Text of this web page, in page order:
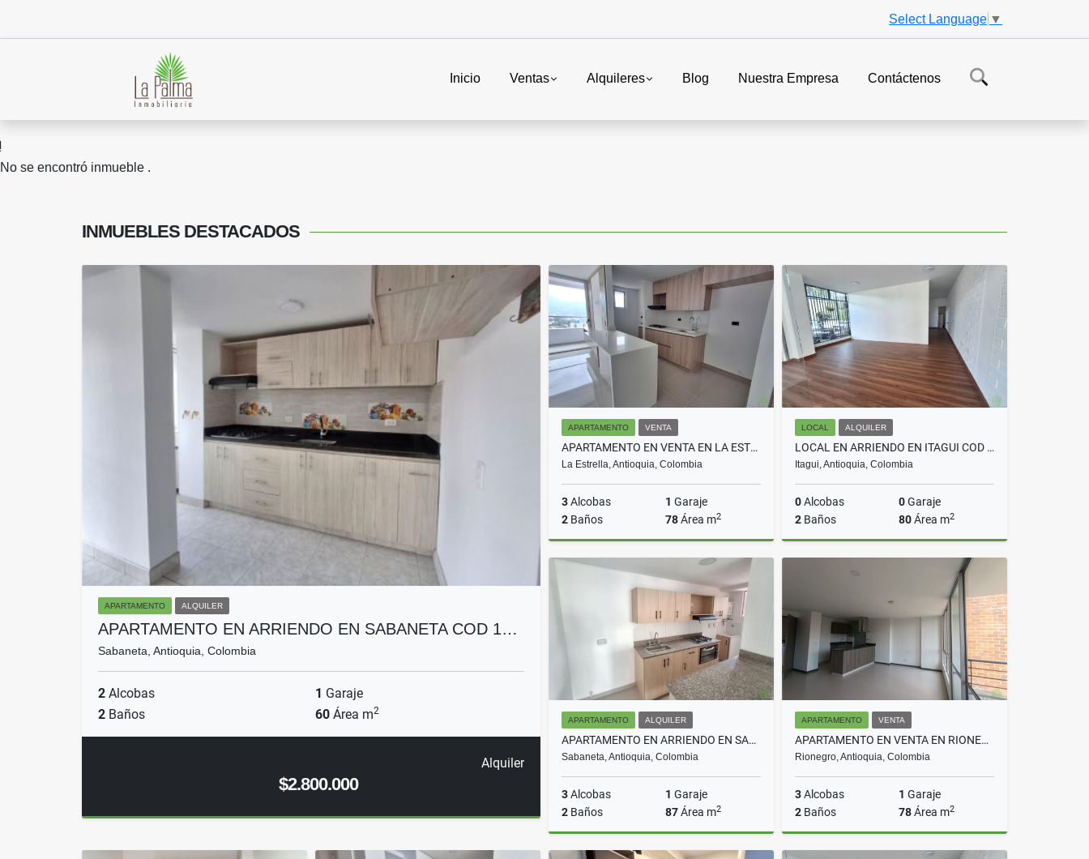
Select Language ▼
Inicio Ventas Alquileres Blog Nuestra Empresa Contáctenos
No se encontró inmueble .
INMUEBLES DESTACADOS
APARTAMENTO ALQUILER
APARTAMENTO EN ARRIENDO EN SABANETA COD 1…
Sabaneta, Antioquia, Colombia
2 Alcobas 1 Garaje
2 Baños 60 Área m2
Alquiler
$2.800.000
APARTAMENTO VENTA
APARTAMENTO EN VENTA EN LA ESTRELLA COD 10412
La Estrella, Antioquia, Colombia
3Alcobas 1 Garaje
2 Baños 78Área m2
Venta
$580.000.000
LOCAL ALQUILER
LOCAL EN ARRIENDO EN ITAGUI COD 10695
Itagui, Antioquia, Colombia
0Alcobas 0Garaje
2 Baños 80Área m2
Alquiler
APARTAMENTO ALQUILER
APARTAMENTO EN ARRIENDO EN SABANETA COD 10723
Sabaneta, Antioquia, Colombia
3Alcobas 1 Garaje
2 Baños 87Área m2
Alquiler
APARTAMENTO VENTA
APARTAMENTO EN VENTA EN RIONEGRO COD 10463
Rionegro, Antioquia, Colombia
3Alcobas 1 Garaje
2 Baños 78Área m2
Venta